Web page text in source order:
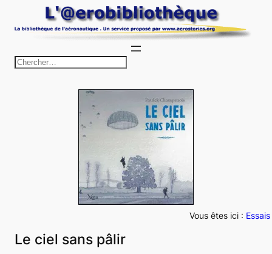
au
e
c
h
e
r
Vous êtes ici :
Le ciel sans pâlir